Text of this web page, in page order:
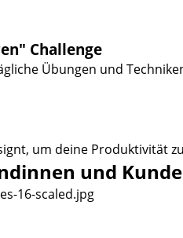
Challenge
Übungen und
um deine Produktivität
und